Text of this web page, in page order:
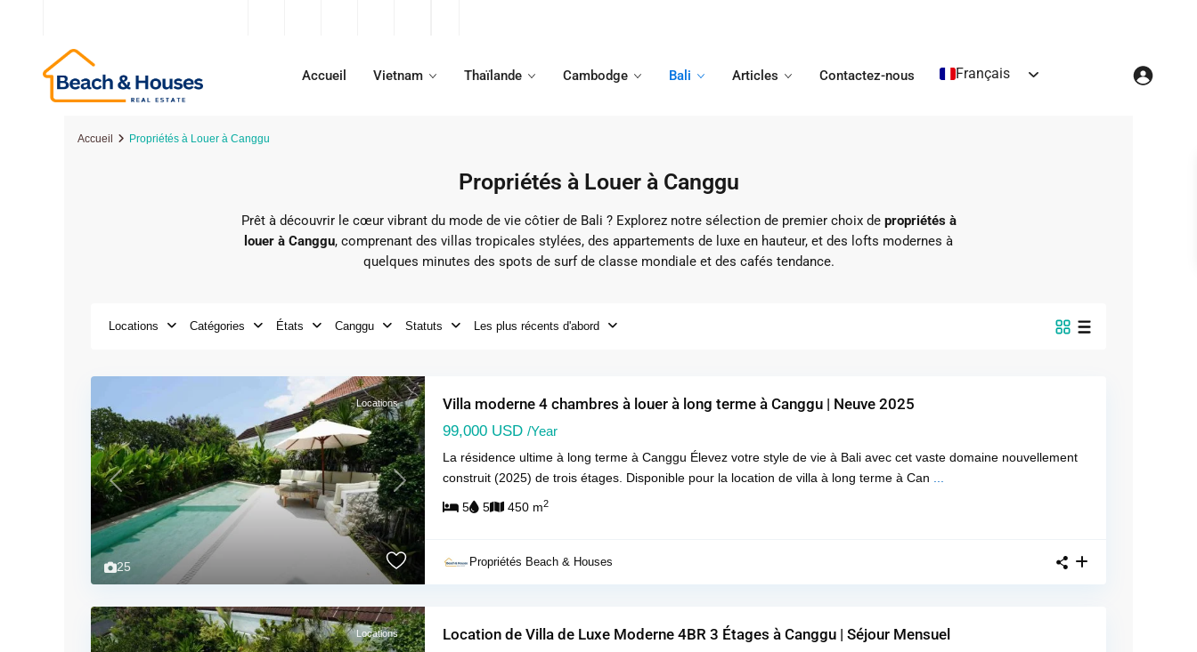
Accueil Vietnam Thaïlande Cambodge Bali Articles Contactez-nous Français
Accueil Propriétés à Louer à Canggu
Propriétés à Louer à Canggu
Prêt à découvrir le cœur vibrant du mode de vie côtier de Bali ? Explorez notre sélection de premier choix de propriétés à
louer à Canggu, comprenant des villas tropicales stylées, des appartements de luxe en hauteur, et des lofts modernes à
quelques minutes des spots de surf de classe mondiale et des cafés tendance.
Locations Catégories États Canggu Statuts Les plus récents d'abord
25
Previous Next
Locations Villa moderne 4 chambres à louer à long terme à Canggu | Neuve 2025
99,000 USD /Year
La résidence ultime à long terme à Canggu Élevez votre style de vie à Bali avec cet vaste domaine nouvellement
construit (2025) de trois étages. Disponible pour la location de villa à long terme à Can
5 5 450 m2
Propriétés Beach & Houses
Locations Location de Villa de Luxe Moderne 4BR 3 Étages à Canggu | Séjour Mensuel